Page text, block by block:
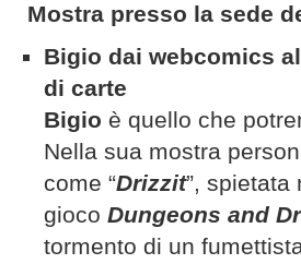
Mostra presso la sede
Bigio dai webcomics
di carte
Bigio è quello che
Nella sua mostra
come “Drizzit”, spietata
gioco Dungeons and
tormento di un